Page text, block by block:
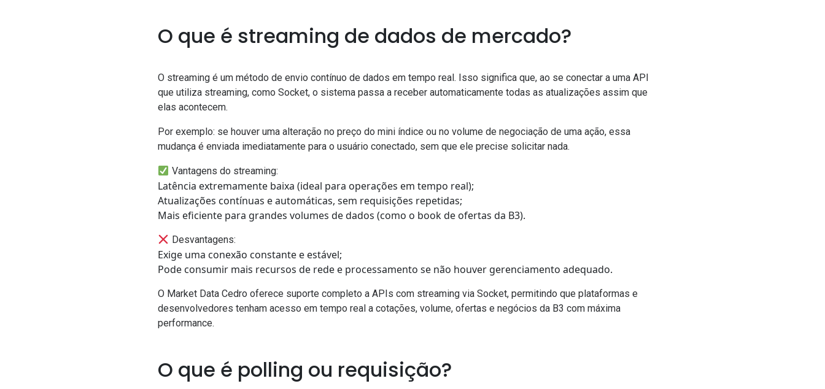
O que é streaming de dados de mercado?
O streaming é um método de envio contínuo de dados em tempo real. Isso significa que, ao se conectar a uma API
que utiliza streaming, comoSocket, o sistema passa a receber automaticamente todas as atualizações assim que
elas acontecem.
Por exemplo: se houver uma alteração no preço do mini índice ou no volume de negociação de uma ação, essa
mudança é enviada imediatamente para o usuário conectado, sem que ele precise solicitar nada.
Vantagens do streaming:
Latência extremamente baixa (ideal para operações em tempo real);
Atualizações contínuas e automáticas, sem requisições repetidas;
Mais eficiente para grandes volumes de dados (como o book de ofertas da B3).
Desvantagens:
Exige uma conexão constante e estável;
Pode consumir mais recursos de rede e processamento se não houver gerenciamento adequado.
O Market Data Cedro oferece suporte completo a APIs com streaming via Socket, permitindo que plataformas e
desenvolvedores tenham acesso em tempo real a cotações, volume, ofertas e negócios da B3 com máxima
performance.
O que é polling ou requisição?